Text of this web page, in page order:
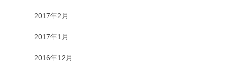
2017年2月
2017年1月
2016年12月